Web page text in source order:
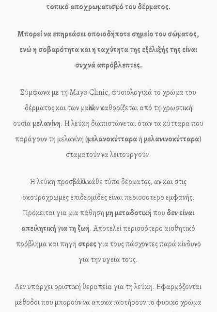
τοπικό αποχρωματισμό του δέρματος.
Μπορεί να επηρεάσει οποιοδήποτε σημείο του σώματος,
ενώ η σοβαρότητα και η ταχύτητα της εξέλιξής της είναι
συχνά απρόβλεπτες.
Σύμφωνα με τη Mayo Clinic, φυσιολογικά το χρώμα του
δέρματος και των μαλλιών καθορίζεται από τη χρωστική
ουσίαμελανίνη. Η λεύκη διαπιστώνεται όταν τα κύτταρα που
παράγουν τη μελανίνη (μελανοκύτταραήμελανινοκύτταρα)
σταματούν να λειτουργούν.
Η λεύκη προσβάλλει κάθε τύπο δέρματος, αν και στις
σκουρόχρωμες επιδερμίδες είναι περισσότερο εμφανής.
Πρόκειται για μια πάθησημη μεταδοτικήπου δεν είναι
απειλητική για τη ζωή. Αποτελεί περισσότερο αισθητικό
πρόβλημα και πηγή στρες για τους πάσχοντες παρά κίνδυνο
για την υγεία τους.
Δεν υπάρχει οριστική θεραπεία για τη λεύκη. Εφαρμόζονται
μέθοδοι που μπορούν να αποκαταστήσουν το φυσικό χρώμα